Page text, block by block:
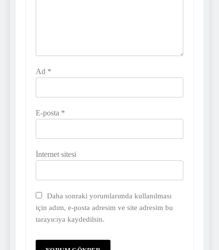
Ad *
E-posta *
İnternet sitesi
Daha sonraki yorumlarımda kullanılması
için adım, e-posta adresim ve site adresim bu
tarayıcıya kaydedilsin.